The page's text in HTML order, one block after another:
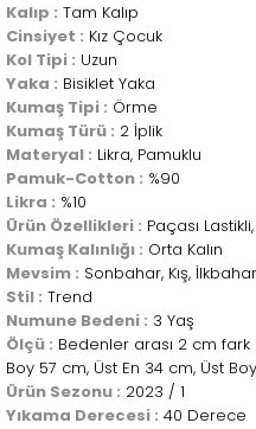
Kalıp : Tam Kalıp
Cinsiyet : Kız Çocuk
Kol Tipi : Uzun
Yaka : Bisiklet Yaka
Kumaş Tipi : Örme
Kumaş Türü : 2 İplik
Materyal : Likra, Pamuklu
Pamuk-Cotton : %90
Likra : %10
Ürün Özellikleri : Paçası
Kumaş Kalınlığı : Orta Kalın
Mevsim : Sonbahar, Kış, İlkbahar
Stil : Trend
Numune Bedeni : 3 Yaş
Ölçü : Bedenler arası 2 cm fark
Boy 57 cm, Üst En 34 cm, Üst
Ürün Sezonu : 2023 / 1
Yıkama Derecesi : 40 Derece